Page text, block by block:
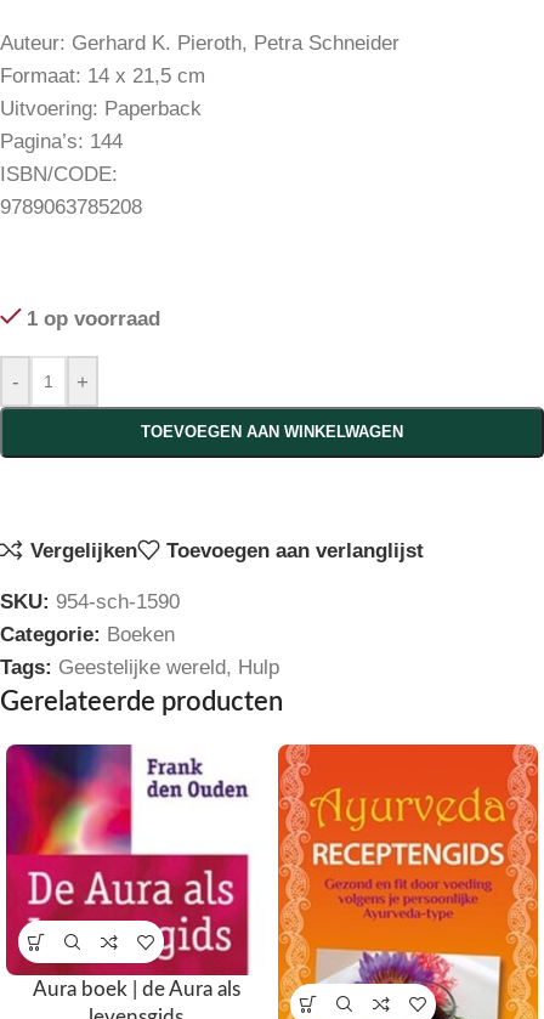
Auteur: Gerhard K. Pieroth, Petra Schneider
Formaat: 14 x 21,5 cm
Uitvoering: Paperback
Pagina’s: 144
ISBN/CODE:
9789063785208
1 op voorraad
- +
TOEVOEGEN AAN WINKELWAGEN
Vergelijken Toevoegen aan verlanglijst
SKU: 954-sch-1590
Categorie: Boeken
Tags: Geestelijke wereld, Hulp
Gerelateerde producten
Aura boek | de Aura als